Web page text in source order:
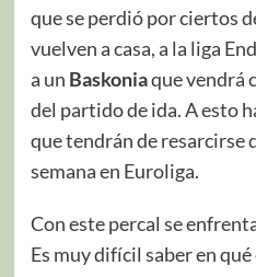
que se perdió por ciertos
vuelven a casa, a la liga
a un Baskoniaque vendrá
del partido de ida. A esto
que tendrán de resarcirse
semana en Euroliga.
Con este percal se
Es muy difícil saber en